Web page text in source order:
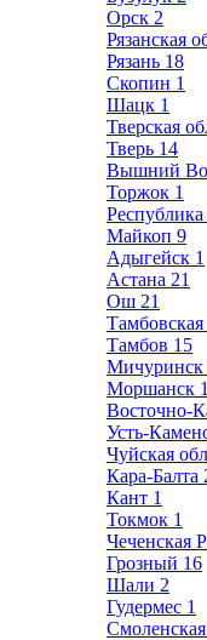
Орск 2
Рязанская
Рязань 18
Скопин 1
Шацк 1
Тверская
Тверь 14
Вышний
Торжок 1
Майкоп 9
Адыгейск 1
Астана 21
Ош 21
Тамбовская
Тамбов 15
Мичуринск
Моршанск 1
Восточно-
Усть-
Чуйская
Кара-Балта
Кант 1
Токмок 1
Чеченская
Грозный 16
Шали 2
Гудермес 1
Смоленская